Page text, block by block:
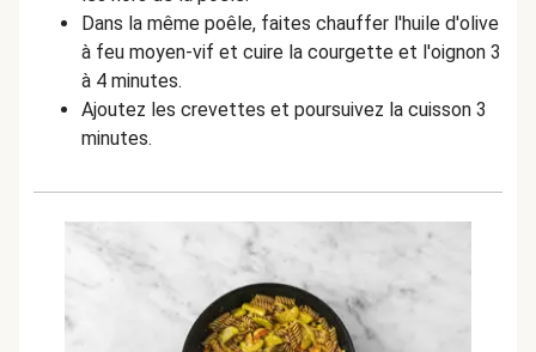
Dans la même poêle, faites chauffer l'huile d'olive
à feu moyen-vif et cuire la courgette et l'oignon 3
à 4 minutes.
Ajoutez les crevettes et poursuivez la cuisson 3
minutes.